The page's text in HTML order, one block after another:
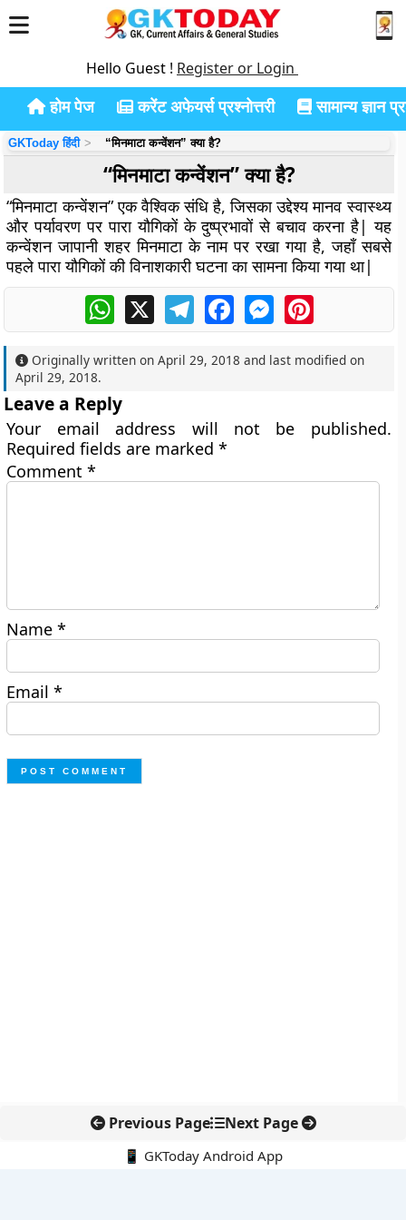
Hello Guest ! Register or Login
होम पेज करेंट अफेयर्स प्रश्नोत्तरी सामान्य ज्ञान
GKToday हिंदी “मिनमाटा कन्वेंशन” क्या है?
“मिनमाटा कन्वेंशन” क्या है?
“मिनमाटा कन्वेंशन” एक वैश्विक संधि है, जिसका उद्देश्य मानव स्वास्थ्य
और पर्यावरण पर पारा यौगिकों के दुष्प्रभावों से बचाव करना है| यह
कन्वेंशन जापानी शहर मिनमाटा के नाम पर रखा गया है, जहाँ सबसे
पहले पारा यौगिकों की विनाशकारी घटना का सामना किया गया था|
WhatsApp
X TelegramFacebookMessengerPinterest
Originally written onApril 29, 2018 and last modified on
April 29, 2018.
Leave a Reply
Your email address will not be published.
Required fields are marked*
Comment*
Name*
Email*
Previous Page Next Page
📱 GKToday Android App